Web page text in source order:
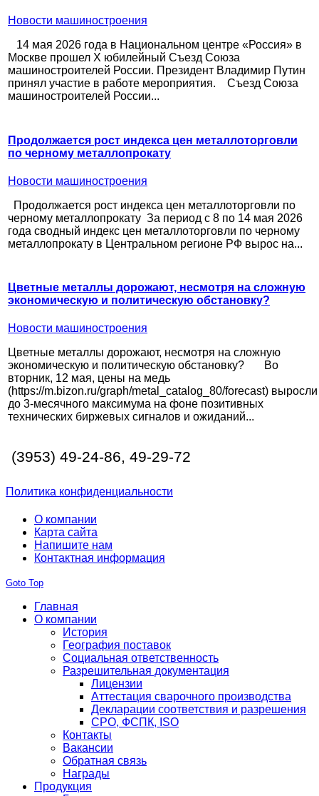
Новости машиностроения
14 мая 2026 года в Национальном центре «Россия» в
Москве прошел X юбилейный Съезд Союза
машиностроителей России. Президент Владимир Путин
принял участие в работе мероприятия. Съезд Союза
машиностроителей России...
Продолжается рост индекса цен металлоторговли
по черному металлопрокату
Новости машиностроения
Продолжается рост индекса цен металлоторговли по
черному металлопрокату За период с 8 по 14 мая 2026
года сводный индекс цен металлоторговли по черному
металлопрокату в Центральном регионе РФ вырос на...
Цветные металлы дорожают, несмотря на сложную
экономическую и политическую обстановку?
Новости машиностроения
Цветные металлы дорожают, несмотря на сложную
экономическую и политическую обстановку? Во
вторник, 12 мая, цены на медь
(https://m.bizon.ru/graph/metal_catalog_80/forecast) выросли
до 3-месячного максимума на фоне позитивных
технических биржевых сигналов и ожиданий...
(3953) 49-24-86, 49-29-72
Политика конфиденциальности
О компании
Карта сайта
Напишите нам
Контактная информация
Goto Top
Главная
О компании
История
География поставок
Социальная ответственность
Разрешительная документация
Лицензии
Аттестация сварочного производства
Декларации соответствия и разрешения
СРО, ФСПК, ISO
Контакты
Вакансии
Обратная связь
Награды
Продукция